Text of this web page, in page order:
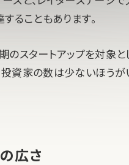
ることもあります。
スタートアップを対象と
資家の数は少ないほうが
広さ